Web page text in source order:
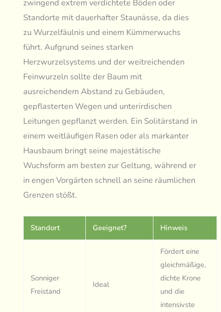
zwingend extrem verdichtete Böden oder
Standorte mit dauerhafter Staunässe, da dies
zu Wurzelfäulnis und einem Kümmerwuchs
führt. Aufgrund seines starken
Herzwurzelsystems und der weitreichenden
Feinwurzeln sollte der Baum mit
ausreichendem Abstand zu Gebäuden,
gepflasterten Wegen und unterirdischen
Leitungen gepflanzt werden. Ein Solitärstand in
einem weitläufigen Rasen oder als markanter
Hausbaum bringt seine majestätische
Wuchsform am besten zur Geltung, während er
in engen Vorgärten schnell an seine räumlichen
Grenzen stößt.
Standort Geeignet? Hinweis
Sonniger
Freistand
Ideal
Fördert eine
gleichmäßige,
dichte Krone
und die
intensivste